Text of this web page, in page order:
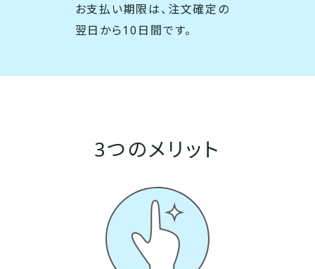
お支払い期限は、注文確定の
翌日から10日間です。
3つのメリット